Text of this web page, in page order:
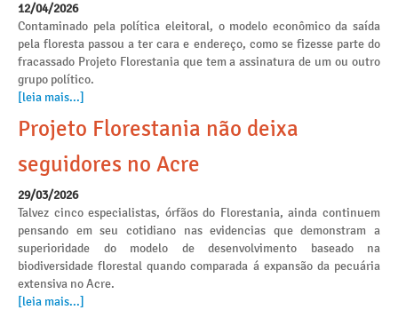
12/04/2026
Contaminado pela política eleitoral, o modelo econômico da saída
pela floresta passou a ter cara e endereço, como se fizesse parte do
fracassado Projeto Florestania que tem a assinatura de um ou outro
grupo político.
[leia mais...]
Projeto Florestania não deixa
seguidores no Acre
29/03/2026
Talvez cinco especialistas, órfãos do Florestania, ainda continuem
pensando em seu cotidiano nas evidencias que demonstram a
superioridade do modelo de desenvolvimento baseado na
biodiversidade florestal quando comparada á expansão da pecuária
extensiva no Acre.
[leia mais...]